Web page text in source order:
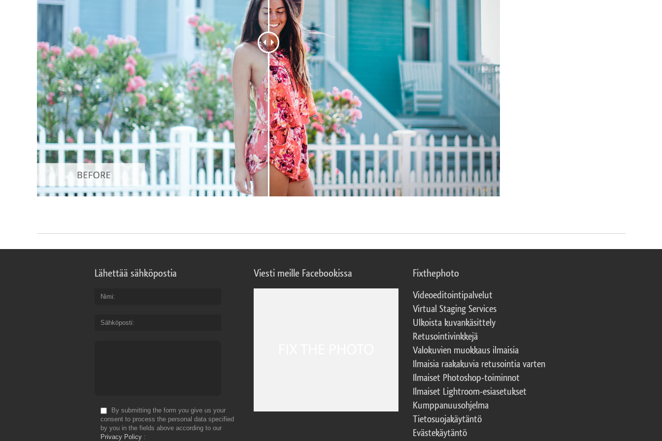
Tuotteen valokuvien muokkaus Korujen valokuvien muokkaus AI-koulutusdata
Lähettää sähköpostia
Nimi
Sähköposti
By submitting the form you give us your
consent to process the personal data specified
by you in the fields above according to our
Privacy Policy
Viesti meille Facebookissa Fixthephoto
Videoeditointipalvelut
Virtual Staging Services
Ulkoista kuvankäsittely
Retusointivinkkejä
Valokuvien muokkaus ilmaisia
Ilmaisia raakakuvia retusointia varten
Ilmaiset Photoshop-toiminnot
Ilmaiset Lightroom-esiasetukset
Kumppanuusohjelma
Tietosuojakäytäntö
Evästekäytäntö